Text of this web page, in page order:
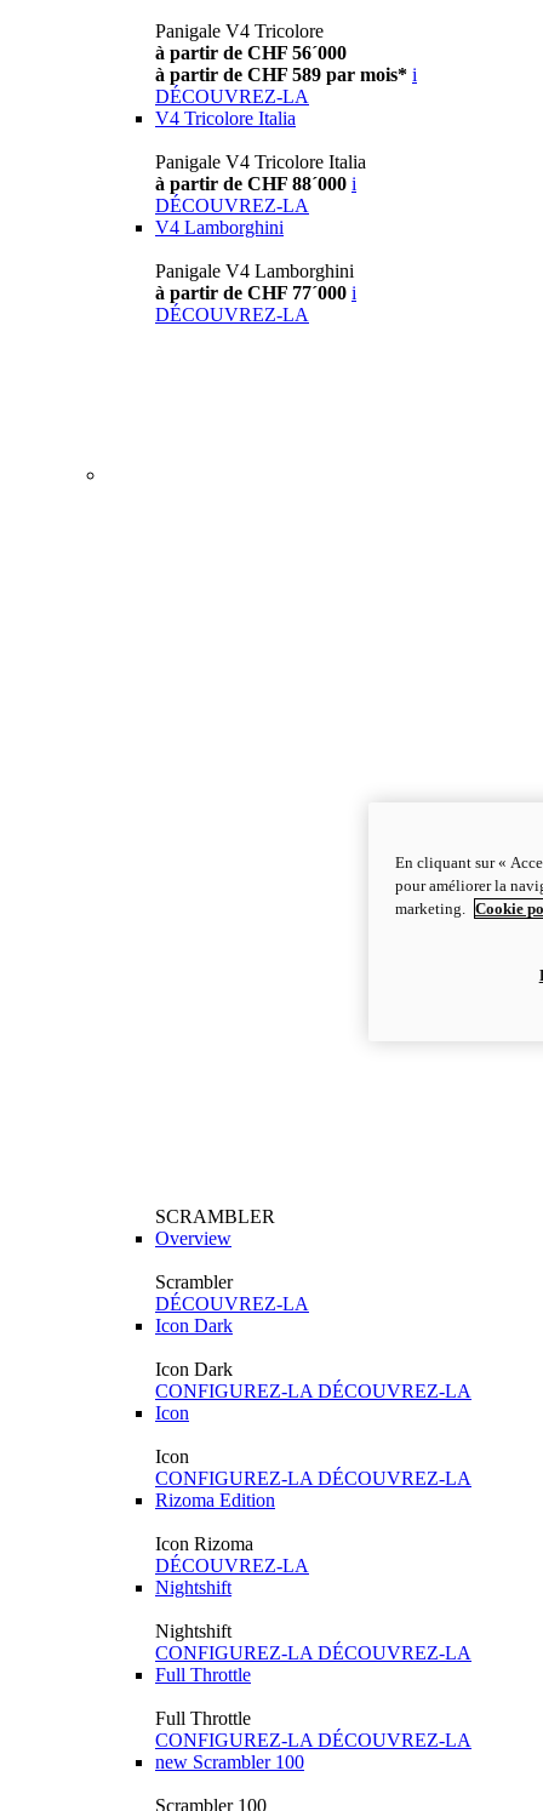
Panigale V4 Tricolore
à partir de CHF 56´000
à partir de CHF 589 par mois* i
DÉCOUVREZ-LA
V4 Tricolore Italia
Panigale V4 Tricolore Italia
à partir de CHF 88´000 i
DÉCOUVREZ-LA
V4 Lamborghini
Panigale V4 Lamborghini
à partir de CHF 77´000 i
DÉCOUVREZ-LA
SCRAMBLER
Overview
Scrambler
DÉCOUVREZ-LA
Icon Dark
Icon Dark
CONFIGUREZ-LA DÉCOUVREZ-LA
Icon
Icon
CONFIGUREZ-LA DÉCOUVREZ-LA
Rizoma Edition
Icon Rizoma
DÉCOUVREZ-LA
Nightshift
Nightshift
CONFIGUREZ-LA DÉCOUVREZ-LA
Full Throttle
Full Throttle
CONFIGUREZ-LA DÉCOUVREZ-LA
new Scrambler 100
Scrambler 100
En cliquant sur «
pour améliorer la
marketing.
Cookie